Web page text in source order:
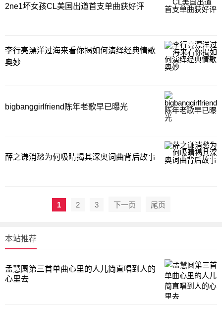
2ne1坏女孩CL美国出道首支单曲获好评
李行亮漂洋过海来看你揭如何演绎经典情歌
奥妙
bigbanggirlfriend陈年老歌早已曝光
薛之谦消愁为何吸睛揭其深奥词曲背后故事
1 2 3 下一页 尾页
本站推荐
孟慧圆第三首单曲心里的人儿简直唱到人的
心里去